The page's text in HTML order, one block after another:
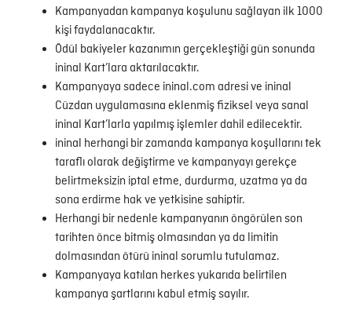
Kampanyadan kampanya koşulunu sağlayan ilk 1000
kişi faydalanacaktır.
Ödül bakiyeler kazanımın gerçekleştiği gün sonunda
ininal Kart’lara aktarılacaktır.
Kampanyaya sadece ininal.com adresi ve ininal
Cüzdan uygulamasına eklenmiş fiziksel veya sanal
ininal Kart’larla yapılmış işlemler dahil edilecektir.
ininal herhangi bir zamanda kampanya koşullarını tek
taraflı olarak değiştirme ve kampanyayı gerekçe
belirtmeksizin iptal etme, durdurma, uzatma ya da
sona erdirme hak ve yetkisine sahiptir.
Herhangi bir nedenle kampanyanın öngörülen son
tarihten önce bitmiş olmasından ya da limitin
dolmasından ötürü ininal sorumlu tutulamaz.
Kampanyaya katılan herkes yukarıda belirtilen
kampanya şartlarını kabul etmiş sayılır.